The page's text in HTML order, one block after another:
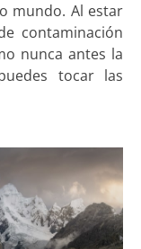
mundo. Al estar
contaminación
nunca antes la
tocar las